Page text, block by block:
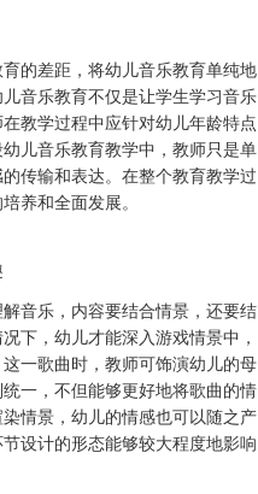
的差距，将幼儿音乐教育单纯地
音乐教育不仅是让学生学习音乐
教学过程中应针对幼儿年龄特点
儿音乐教育教学中，教师只是单
传输和表达。在整个教育教学过
养和全面发展。
音乐，内容要结合情景，还要结
下，幼儿才能深入游戏情景中，
一歌曲时，教师可饰演幼儿的母
一，不但能够更好地将歌曲的情
情景，幼儿的情感也可以随之产
设计的形态能够较大程度地影响